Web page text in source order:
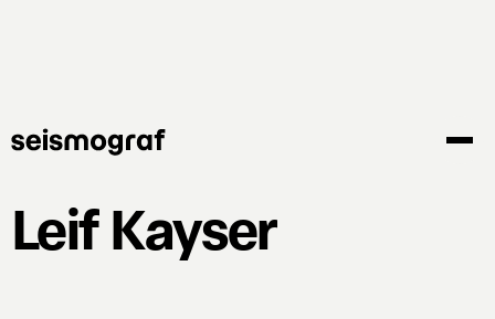
Leif Kayser